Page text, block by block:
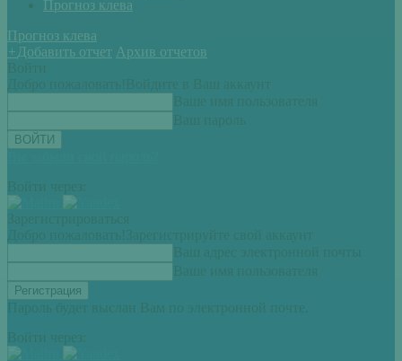
Прогноз клева
Прогноз клева
+ Добавить отчет Архив отчетов
Войти
Добро пожаловать! Войдите в Ваш аккаунт
Ваше имя пользователя
Ваш пароль
Войти через:
Зарегистрироваться
Добро пожаловать! Зарегистрируйте свой аккаунт
Ваш адрес электронной почты
Ваше имя пользователя
Пароль будет выслан Вам по электронной почте.
Войти через: